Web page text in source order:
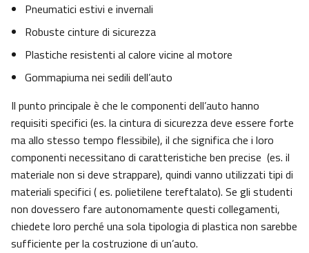
Pneumatici estivi e invernali
Robuste cinture di sicurezza
Plastiche resistenti al calore vicine al motore
Gommapiuma nei sedili dell’auto
Il punto principale è che le componenti dell’auto hanno
requisiti specifici (es. la cintura di sicurezza deve essere forte
ma allo stesso tempo flessibile), il che significa che i loro
componenti necessitano di caratteristiche ben precise (es. il
materiale non si deve strappare), quindi vanno utilizzati tipi di
materiali specifici ( es. polietilene tereftalato). Se gli studenti
non dovessero fare autonomamente questi collegamenti,
chiedete loro perché una sola tipologia di plastica non sarebbe
sufficiente per la costruzione di un’auto.